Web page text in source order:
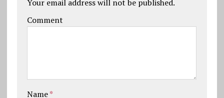
Your email address will not be published.
Comment
Name*